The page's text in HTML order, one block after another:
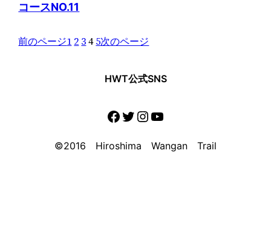
コースNO.11
前のページ1 2 34 5次のページ
HWT公式SNS
Facebook
Twitter
Instagram
YouTube
©2016 Hiroshima Wangan Trail